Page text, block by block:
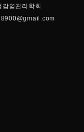
감염관리학회